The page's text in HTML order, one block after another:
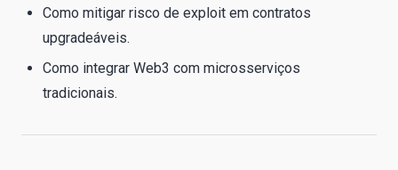
Como mitigar risco de exploit em contratos
upgradeáveis.
Como integrar Web3 com microsserviços
tradicionais.